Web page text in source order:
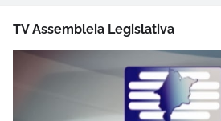
TV Assembleia Legislativa